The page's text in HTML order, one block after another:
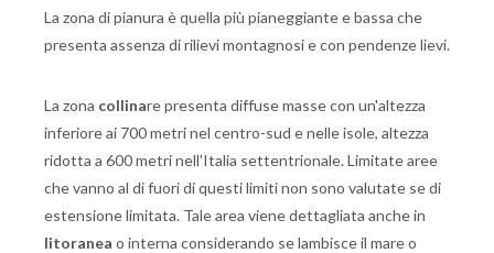
La zona di pianura è quella più pianeggiante e bassa che
presenta assenza di rilievi montagnosi e con pendenze lievi.
La zona collinare presenta diffuse masse con un'altezza
inferiore ai 700 metri nel centro-sud e nelle isole, altezza
ridotta a 600 metri nell'Italia settentrionale. Limitate aree
che vanno al di fuori di questi limiti non sono valutate se di
estensione limitata. Tale area viene dettagliata anche in
litoranea o interna considerando se lambisce il mare o